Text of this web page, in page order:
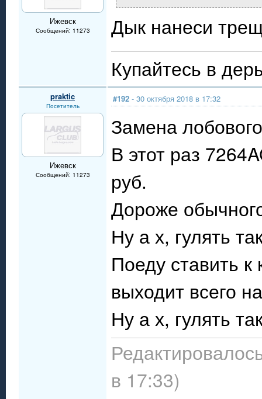
Ижевск
Сообщений: 11273
Дык нанеси
Купайтесь в
praktic
Посетитель
Ижевск
Сообщений: 11273
#192 - 30 октября 2018 в 17:32
Замена
В этот раз
руб.
Дороже
Ну а х, гулять
Поеду ставить
выходит всего
Ну а х, гулять
в 17:33)